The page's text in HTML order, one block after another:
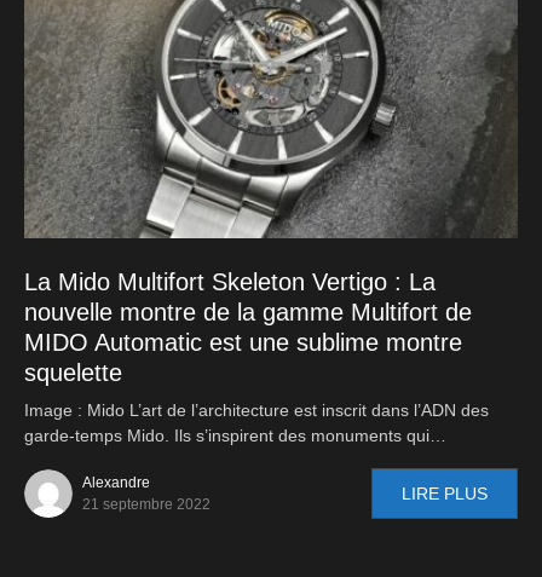
La Mido Multifort Skeleton Vertigo : La
nouvelle montre de la gamme Multifort de
MIDO Automatic est une sublime montre
squelette
Image : Mido L’art de l’architecture est inscrit dans l’ADN des
garde-temps Mido. Ils s’inspirent des monuments qui…
Alexandre
21 septembre 2022
LIRE PLUS